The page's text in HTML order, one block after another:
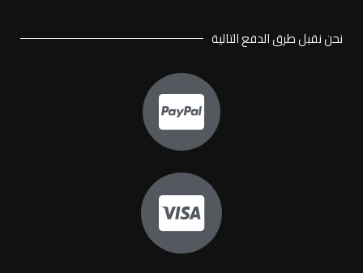
نحن نقبل طرق الدفع التالية